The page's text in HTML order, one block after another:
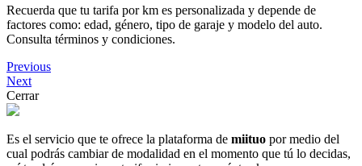
Recuerda que tu tarifa por km es personalizada y depende de
factores como: edad, género, tipo de garaje y modelo del auto.
Consulta términos y condiciones.
Previous
Next
Cerrar
Es el servicio que te ofrece la plataforma de miituo por medio del
cual podrás cambiar de modalidad en el momento que tú lo decidas,